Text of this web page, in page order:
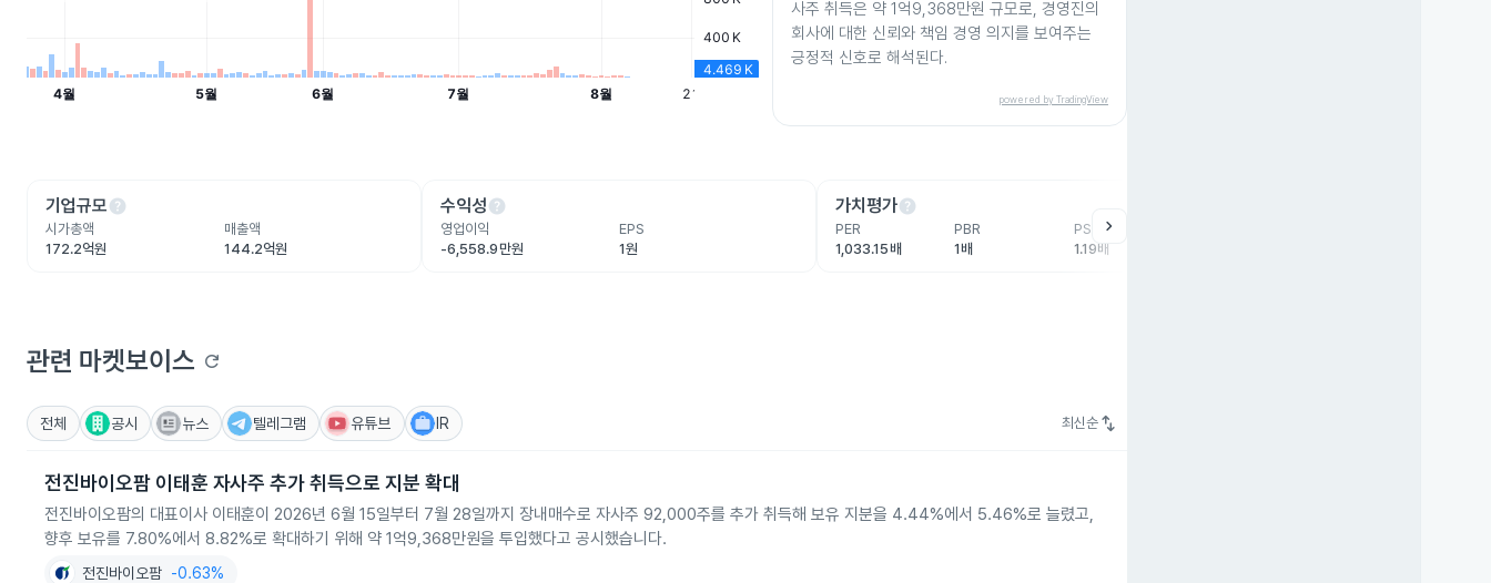
사주 취득은 약 1억9,368만원 규모로, 경영진의
회사에 대한 신뢰와 책임 경영 의지를 보여주는
긍정적 신호로 해석된다.
powered by TradingView
기업규모help
시가총액
172.2억원
매출액
144.2억원
수익성help
영업이익
-6,558.9만원
EPS
1원
가치평가help
PER
1,033.15배
PBR
1배
PSR
1.19배
chevron_right
관련 마켓보이스 refresh
전체 공시 뉴스 텔레그램 유튜브 IR 최신순 swap_vert
전진바이오팜 이태훈 자사주 추가 취득으로 지분 확대
전진바이오팜의 대표이사 이태훈이 2026년 6월 15일부터 7월 28일까지 장내매수로 자사주 92,000주를 추가 취득해 보유 지분을 4.44%에서 5.46%로 늘렸고,
향후 보유를 7.80%에서 8.82%로 확대하기 위해 약 1억9,368만원을 투입했다고 공시했습니다.
전진바이오팜 -0.63%